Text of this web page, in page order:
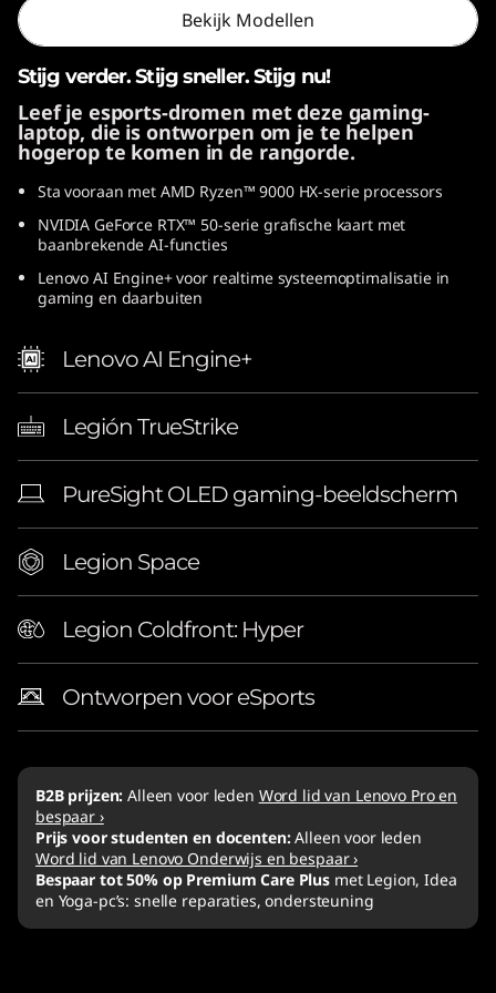
D
Bekijk Modellen
Stijg verder. Stijg sneller. Stijg nu!
Leef je esports-dromen met deze gaming-
laptop, die is ontworpen om je te helpen
hogerop te komen in de rangorde.
Sta vooraan met AMD Ryzen™ 9000 HX-serie processors
NVIDIA GeForce RTX™ 50-serie grafische kaart met
baanbrekende AI-functies
Lenovo AI Engine+ voor realtime systeemoptimalisatie in
gaming en daarbuiten
Lenovo AI Engine+
Legión TrueStrike
PureSight OLED gaming-beeldscherm
Legion Space
Legion Coldfront: Hyper
Ontworpen voor eSports
B2B prijzen:Alleen voor leden Word lid van Lenovo Pro en
bespaar ›
Prijs voor studenten en docenten:Alleen voor leden
Word lid van Lenovo Onderwijs en bespaar ›
Bespaar tot 50% op Premium Care Plusmet Legion, Idea
en Yoga-pc’s: snelle reparaties, ondersteuning